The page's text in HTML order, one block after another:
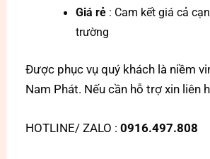
Giá rẻ : Cam kết giá cả
trường
Được phục vụ quý khách là niềm
Nam Phát. Nếu cần hỗ trợ xin liên
HOTLINE/ ZALO :0916.497.808